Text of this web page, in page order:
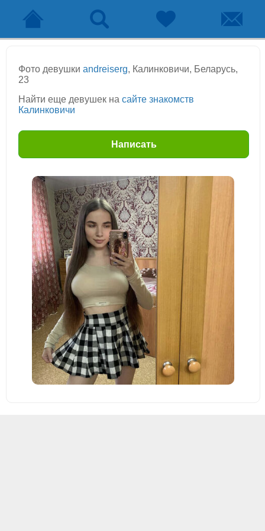
Фото девушки andreiserg, Калинковичи, Беларусь,
23
Найти еще девушек на сайте знакомств
Калинковичи
Написать